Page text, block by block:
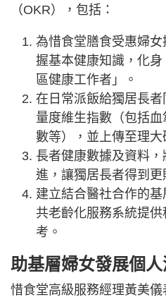
（OKR），包括：
為惜食堂膳食受惠婦
握基本健康知識，化
區健康工作者」。
在日常派飯給獨居長
量度維生指數（包括
數等），並上傳至理大
長者健康數據及資料
進，讓獨居長者得到更
建立結合醫社合作的
共老齡化服務系統提
考。
助基層婦女發展個
惜食堂高級服務經理黃美